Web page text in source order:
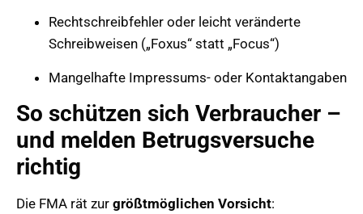
Rechtschreibfehler oder leicht veränderte
Schreibweisen („Foxus“ statt „Focus“)
Mangelhafte Impressums- oder Kontaktangaben
So schützen sich Verbraucher –
und melden Betrugsversuche
richtig
Die FMA rät zur größtmöglichen Vorsicht: